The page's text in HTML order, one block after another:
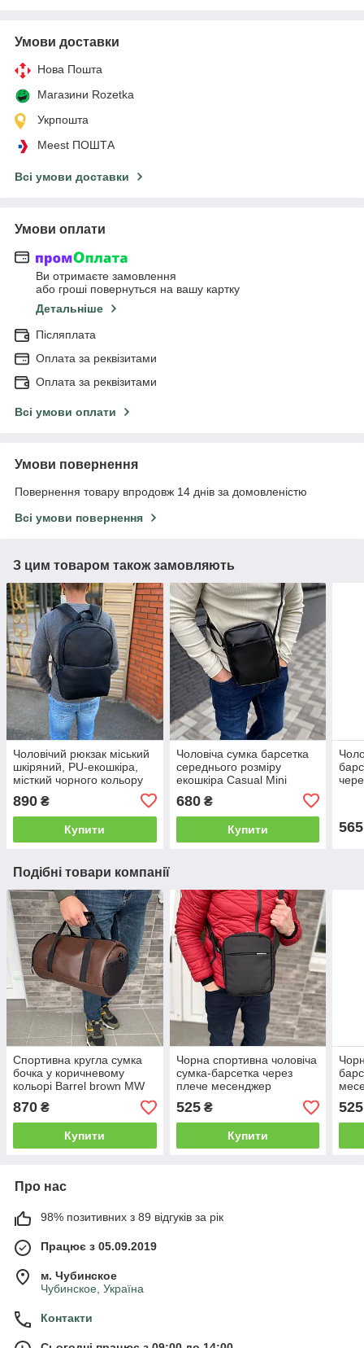
Умови доставки
Нова Пошта
Магазини Rozetka
Укрпошта
Meest ПОШТА
Всі умови доставки
Умови оплати
Ви отримаєте замовлення
або гроші повернуться на вашу картку
Детальніше
Післяплата
Оплата за реквізитами
Оплата за реквізитами
Всі умови оплати
Умови повернення
Повернення товару впродовж 14 днів за домовленістю
Всі умови повернення
З цим товаром також замовляють
Чоловічий рюкзак міський
шкіряний, PU-екошкіра,
місткий чорного кольору
890 ₴
Купити
Чоловіча сумка барсетка
середнього розміру
екошкіра Casual Mini
680₴
Купити 565
Подібні товари компанії
Спортивна кругла сумка
бочка у коричневому
кольорі Barrel brown MW
870 ₴
Купити
Чорна спортивна чоловіча
сумка-барсетка через
плече месенджер
повсякденна універсальна
525₴
Купити
525
Про нас
98% позитивних з 89 відгуків за рік
Працює з 05.09.2019
м. Чубинское
Чубинское, Україна
Контакти